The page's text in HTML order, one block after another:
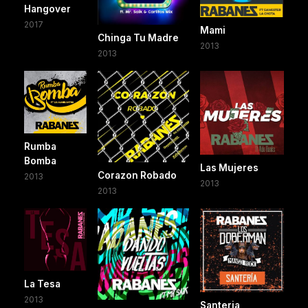
Hangover
2017
Chinga Tu Madre
2013
Mami
2013
Rumba
Bomba
2013 Corazon Robado
2013
Las Mujeres
2013
La Tesa
2013
Santeria